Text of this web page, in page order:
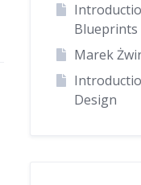
Blueprints
Marek
Design